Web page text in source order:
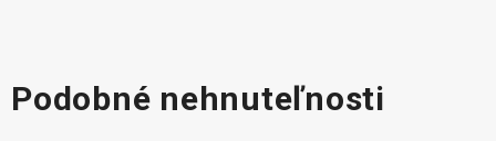
Podobné nehnuteľnosti